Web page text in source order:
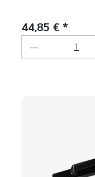
Regulärer Preis:
44,85 € *
Produkt